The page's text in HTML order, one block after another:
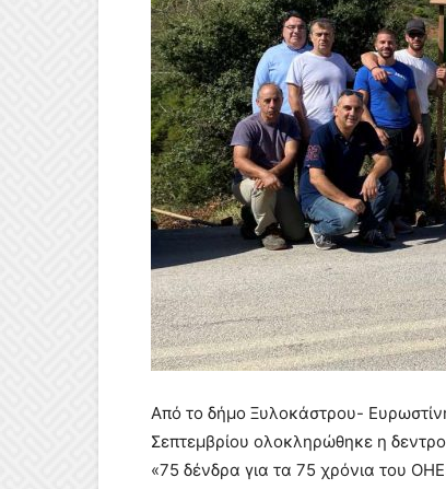
Από το δήμο Ξυλοκάστρου-
Σεπτεμβρίου ολοκληρώθηκε η
«75 δένδρα για τα 75 χρόνια του